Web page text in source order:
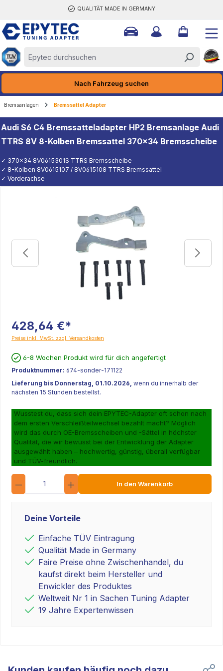
QUALITÄT MADE IN GERMANY
Nach Fahrzeug suchen
Bremsanlagen Bremssattel Adapter
Audi S6 C4 Bremssatteladapter HP2 Bremsanlage Audi
TTRS 8V 8-Kolben Bremssattel 370x34 Bremsscheibe
✓ 370x34 8V0615301S TTRS Bremsscheibe
✓ 8-Kolben 8V0615107 / 8V0615108 TTRS Bremssattel
✓ Vorderachse
428,64 €*
Preise inkl. MwSt. zzgl. Versandkosten
6-8 Wochen Produkt wird für dich angefertigt
Produktnummer: 674-sonder-171122
Lieferung bis Donnerstag, 01.10.2026, wenn du innerhalb der
nächsten 15 Stunden bestellst.
Wusstest du, dass sich dein EPYTEC-Adapter oft schon nach
dem ersten Verschleißteilwechsel bezahlt macht? Möglich
wird das durch OE-Bremsscheiben und -Sättel in höchster
Qualität, die wir bewusst bei der Entwicklung der Adapter
ausgewählt haben – hochwertig, günstig, überall verfügbar
und TÜV-freundlich.
Anzahl
In den Warenkorb
Deine Vorteile
Einfache TÜV Eintragung
Qualität Made in Germany
Faire Preise ohne Zwischenhandel, du
kaufst direkt beim Hersteller und
Enwickler des Produktes
Weltweit Nr 1 in Sachen Tuning Adapter
19 Jahre Expertenwissen